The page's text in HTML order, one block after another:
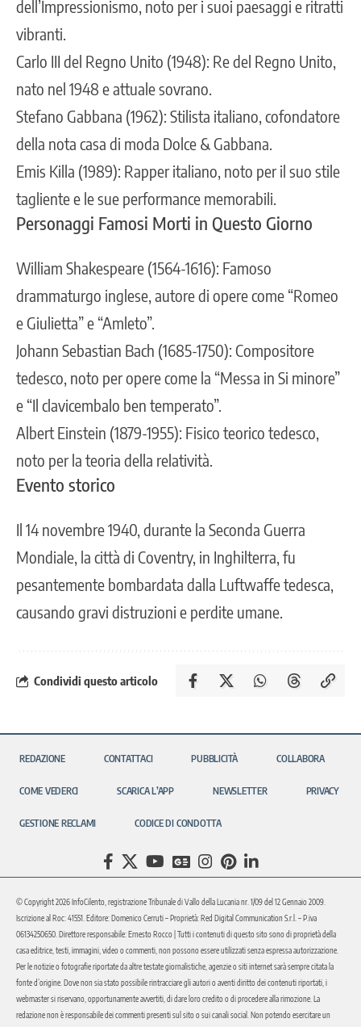
dell’Impressionismo, noto per i suoi paesaggi e ritratti
vibranti.
Carlo III del Regno Unito (1948): Re del Regno Unito,
nato nel 1948 e attuale sovrano.
Stefano Gabbana (1962): Stilista italiano, cofondatore
della nota casa di moda Dolce & Gabbana.
Emis Killa (1989): Rapper italiano, noto per il suo stile
tagliente e le sue performance memorabili.
Personaggi Famosi Morti in Questo Giorno
William Shakespeare (1564-1616): Famoso
drammaturgo inglese, autore di opere come “Romeo
e Giulietta” e “Amleto”.
Johann Sebastian Bach (1685-1750): Compositore
tedesco, noto per opere come la “Messa in Si minore”
e “Il clavicembalo ben temperato”.
Albert Einstein (1879-1955): Fisico teorico tedesco,
noto per la teoria della relatività.
Evento storico
Il 14 novembre 1940, durante la Seconda Guerra
Mondiale, la città di Coventry, in Inghilterra, fu
pesantemente bombardata dalla Luftwaffe tedesca,
causando gravi distruzioni e perdite umane.
Condividi questo articolo
REDAZIONE CONTATTACI PUBBLICITÀ COLLABORA
COME VEDERCI SCARICA L’APP NEWSLETTER PRIVACY
GESTIONE RECLAMI CODICE DI CONDOTTA
© Copyright 2026 InfoCilento, registrazione Tribunale di Vallo della Lucania nr. 1/09 del 12 Gennaio 2009.
Iscrizione al Roc: 41551. Editore: Domenico Cerruti – Proprietà: Red Digital Communication S.r.l. – P.iva
06134250650. Direttore responsabile: Ernesto Rocco | Tutti i contenuti di questo sito sono di proprietà della
casa editrice, testi, immagini, video o commenti, non possono essere utilizzati senza espressa autorizzazione.
Per le notizie o fotografie riportate da altre testate giornalistiche, agenzie o siti internet sarà sempre citata la
fonte d’origine. Dove non sia stato possibile rintracciare gli autori o aventi diritto dei contenuti riportati, i
webmaster si riservano, opportunamente avvertiti, di dare loro credito o di procedere alla rimozione. La
redazione non è responsabile dei commenti presenti sul sito o sui canali social. Non potendo esercitare un